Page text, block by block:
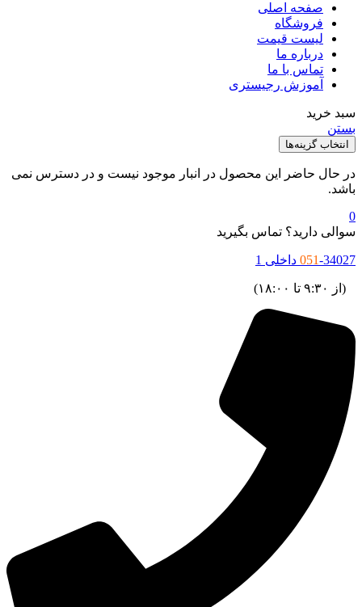
صفحه اصلی
فروشگاه
لیست قیمت
درباره ما
تماس با ما
آموزش رجیستری
خرید
انتخاب گزینه‌ها
حال حاضر این محصول در انبار موجود نیست و در دسترس نمی
دارید؟ تماس بگیرید
051داخلی 1
۹:۳۰ تا ۱۸:۰۰)